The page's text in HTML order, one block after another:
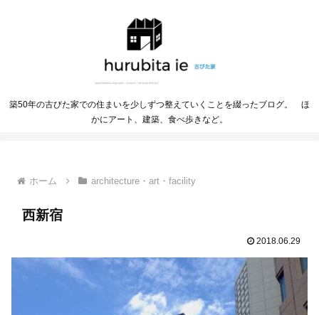
築50年の古びた家での住まいを少しずつ整えていくことを綴ったブログ。 ほ
かにアート、建築、食べ歩きなど。
ホーム architecture・art・facility
西新宿
2018.06.29